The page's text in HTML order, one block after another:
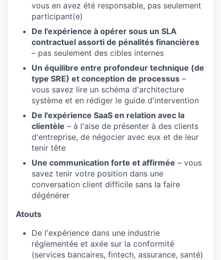
vous en avez été responsable, pas seulement
participant(e)
De l'expérience à opérer sous un SLA
contractuel assorti de pénalités financières
– pas seulement des cibles internes
Un équilibre entre profondeur technique (de
type SRE) et conception de processus –
vous savez lire un schéma d'architecture
système et en rédiger le guide d'intervention
De l'expérience SaaS en relation avec la
clientèle – à l'aise de présenter à des clients
d'entreprise, de négocier avec eux et de leur
tenir tête
Une communication forte et affirmée – vous
savez tenir votre position dans une
conversation client difficile sans la faire
dégénérer
Atouts
De l'expérience dans une industrie
réglementée et axée sur la conformité
(services bancaires, fintech, assurance, santé)